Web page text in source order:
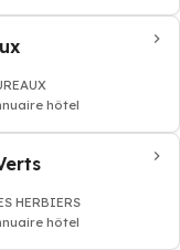
hôtel
HERBIERS
hôtel